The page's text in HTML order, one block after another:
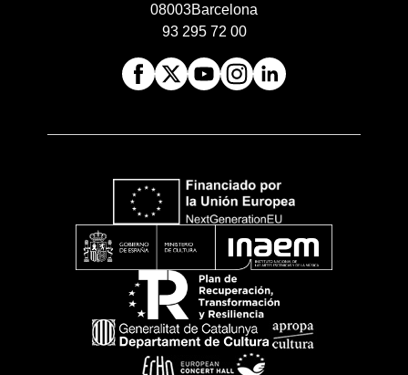
08003Barcelona
93 295 72 00